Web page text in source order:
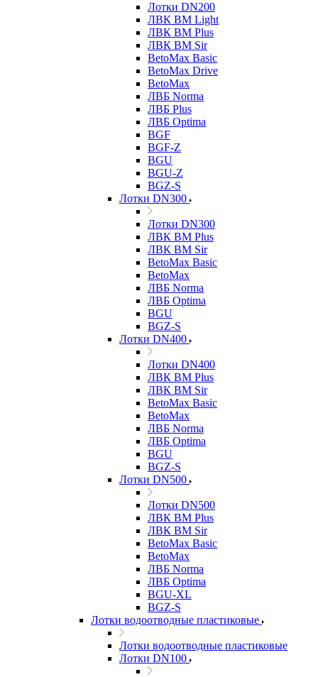
Лотки DN200
ЛВК ВМ Light
ЛВК ВМ Plus
ЛВК ВМ Sir
BetoMax Basic
BetoMax Drive
BetoMax
ЛВБ Norma
ЛВБ Plus
ЛВБ Optima
BGF
BGF-Z
BGU
BGU-Z
BGZ-S
Лотки DN300
Лотки DN300
ЛВК ВМ Plus
ЛВК ВМ Sir
BetoMax Basic
BetoMax
ЛВБ Norma
ЛВБ Optima
BGU
BGZ-S
Лотки DN400
Лотки DN400
ЛВК ВМ Plus
ЛВК ВМ Sir
BetoMax Basic
BetoMax
ЛВБ Norma
ЛВБ Optima
BGU
BGZ-S
Лотки DN500
Лотки DN500
ЛВК ВМ Plus
ЛВК ВМ Sir
BetoMax Basic
BetoMax
ЛВБ Norma
ЛВБ Optima
BGU-XL
BGZ-S
Лотки водоотводные пластиковые
Лотки водоотводные пластиковые
Лотки DN100